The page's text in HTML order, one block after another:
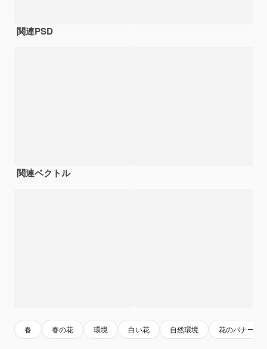
関連PSD
関連ベクトル
春 春の花 環境 白い花 自然環境 花のバナー